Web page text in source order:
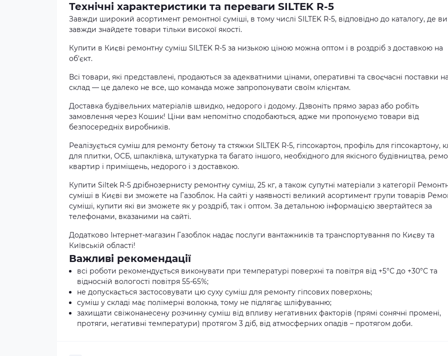
Технічні характеристики та переваги SILTEK R-5
Завжди широкий асортимент ремонтної суміші, в тому числі SILTEK R-5, відповідно до каталогу, де ви
завжди знайдете товари тільки високої якості.
Купити в Києві ремонтну суміш SILTEK R-5 за низькою ціною можна оптом і в роздріб з доставкою на
об'єкт.
Всі товари, які представлені, продаються за адекватними цінами, оперативні та своєчасні поставки
склад — це далеко не все, що команда може запропонувати своїм клієнтам.
Доставка будівельних матеріалів швидко, недорого і додому. Дзвоніть прямо зараз або робіть
замовлення через Кошик! Ціни вам непомітно сподобаються, адже ми пропонуємо товари від
безпосередніх виробників.
Реалізується суміш для ремонту бетону та стяжки SILTEK R-5, гіпсокартон, профіль для гіпсокартону,
для плитки, ОСБ, шпаклівка, штукатурка та багато іншого, необхідного для якісного будівництва,
квартир і приміщень, недорого і з доставкою.
Купити Siltek R-5 дрібнозернисту ремонтну суміш, 25 кг, а також супутні матеріали з категорії
суміші в Києві ви зможете на Газоблок. На сайті у наявності великий асортимент групи товарів
суміші, купити які ви зможете як у роздріб, так і оптом. За детальною інформацією звертайтеся за
телефонами, вказаними на сайті.
Додатково Інтернет-магазин Газоблок надає послуги вантажників та транспортування по Києву та
Київській області!
Важливі рекомендації
всі роботи рекомендується виконувати при температурі поверхні та повітря від +5°С до +30°С та
відносній вологості повітря 55-65%;
не допускається застосовувати цю суху суміш для ремонту гіпсових поверхонь;
суміш у складі має полімерні волокна, тому не підлягає шліфуванню;
захищати свіжонанесену розчинну суміш від впливу негативних факторів (прямі сонячні промені,
протяги, негативні температури) протягом 3 діб, від атмосферних опадів – протягом доби.